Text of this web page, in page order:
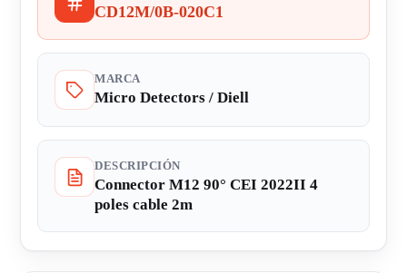
CD12M/0B-020C1
MARCA
Micro Detectors / Diell
DESCRIPCIÓN
Connector M12 90° CEI 2022II 4
poles cable 2m